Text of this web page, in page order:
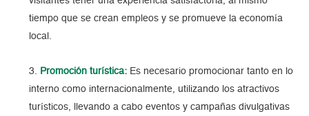
tiempo que se crean empleos y se promueve la economía
local.
Promoción turística: Es necesario promocionar tanto en lo
interno como internacionalmente, utilizando los atractivos
turísticos, llevando a cabo eventos y campañas divulgativas